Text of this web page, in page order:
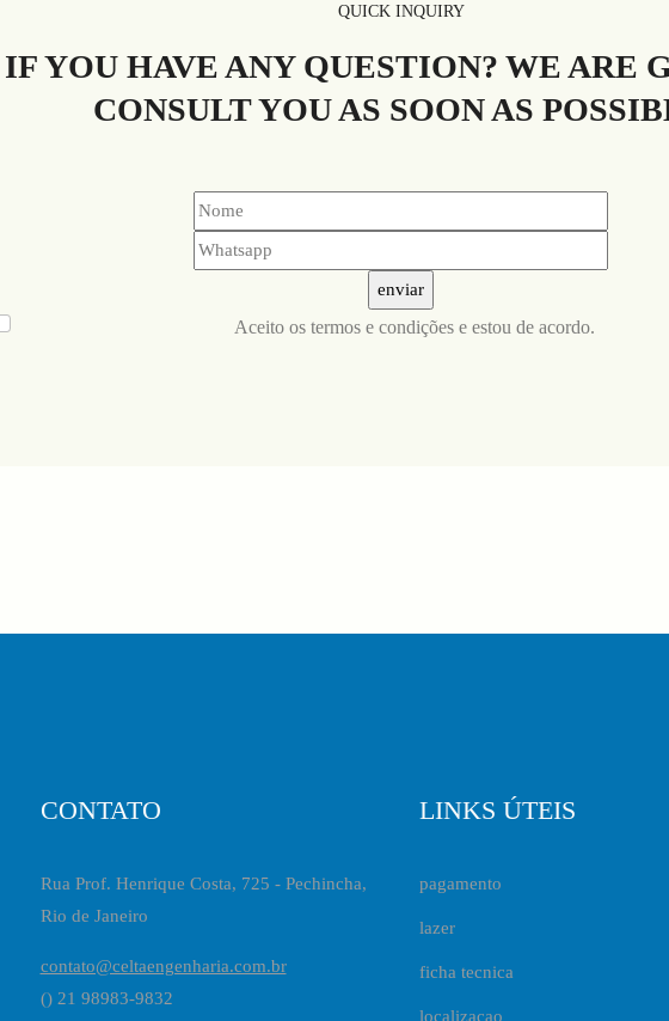
QUICK INQUIRY
IF YOU HAVE ANY QUESTION? WE ARE
CONSULT YOU AS SOON AS
Aceitoos termos e condições e estou de acordo.
CONTATO
Rua Prof. Henrique Costa, 725 - Pechincha,
Rio de Janeiro
contato@celtaengenharia.com.br
() 21 98983-9832
LINKS ÚTEIS
pagamento
lazer
ficha tecnica
localizacao